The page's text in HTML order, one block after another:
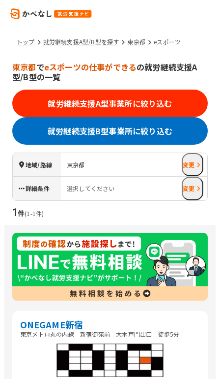
トップ 就労継続支援A型/B型を探す 東京都 eスポーツ
東京都でeスポーツの仕事ができるの就労継続支援A
型/B型の一覧
就労継続支援A型事業所に絞り込む
就労継続支援B型事業所に絞り込む
地域/路線 東京都 変更
詳細条件 選択してください 変更
1件(1 -1件)
ONEGAME新宿
東京メトロ丸の内線 新宿御苑前 大木戸門出口 徒歩5分